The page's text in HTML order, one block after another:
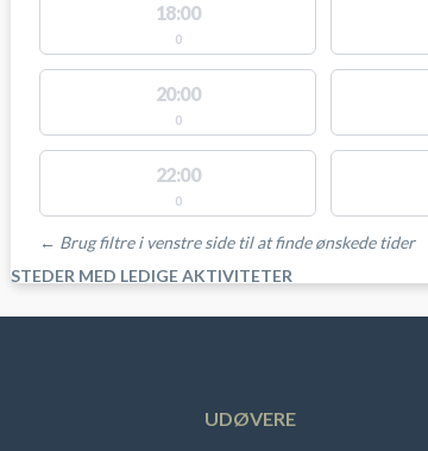
18:00
0
20:00
0
22:00
0
← Brug filtre i venstre side til at finde ønskede tider
STEDER MED LEDIGE AKTIVITETER
UDØVERE